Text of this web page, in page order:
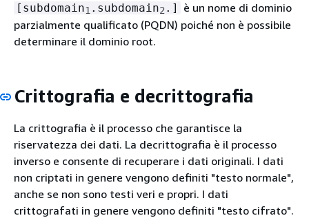
[subdomain1 .subdomain2 .]
è un nome di dominio
parzialmente qualificato (PQDN) poiché non è possibile
determinare il dominio root.
Crittografia e decrittografia
La crittografia è il processo che garantisce la
riservatezza dei dati. La decrittografia è il processo
inverso e consente di recuperare i dati originali. I dati
non criptati in genere vengono definiti "testo normale",
anche se non sono testi veri e propri. I dati
crittografati in genere vengono definiti "testo cifrato".